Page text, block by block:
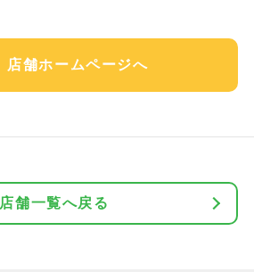
店舗ホームページへ
店舗一覧へ戻る